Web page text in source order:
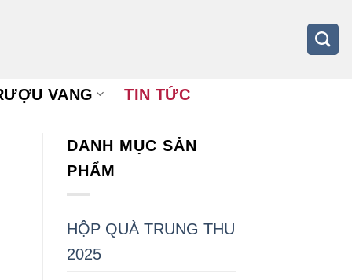
VANG TIN TỨC
DANH MỤC SẢN
PHẨM
HỘP QUÀ TRUNG THU
2025